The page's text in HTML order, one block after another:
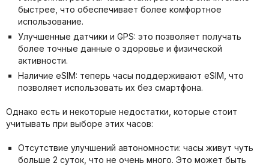
быстрее, что обеспечивает более комфортное
использование.
Улучшенные датчики и GPS: это позволяет получать
более точные данные о здоровье и физической
активности.
Наличие eSIM: теперь часы поддерживают eSIM, что
позволяет использовать их без смартфона.
Однако есть и некоторые недостатки, которые стоит
учитывать при выборе этих часов:
Отсутствие улучшений автономности: часы живут чуть
больше 2 суток, что не очень много. Это может быть